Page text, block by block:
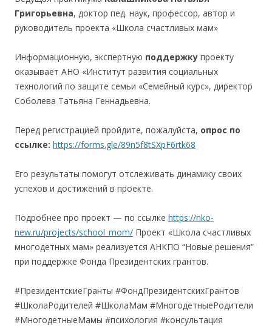
Григорьевна, доктор пед. наук, профессор, автор и
руководитель проекта «Школа счастливых мам»
Информационную, экспертную поддержку проекту
оказывает АНО «Институт развития социальных
технологий по защите семьи «Семейный курс», директор
Соболева Татьяна Геннадьевна.
Перед регистрацией пройдите, пожалуйста, опрос по
ссылке: https://forms.gle/89n5f8tSXpF6rtk68
Его результаты помогут отслеживать динамику своих
успехов и достижений в проекте.
Подробнее про проект — по ссылке https://nko-
new.ru/projects/school_mom/ Проект «Школа счастливых
многодетных мам» реализуется АНКПО “Новые решения”
при поддержке Фонда Президентских грантов.
#ПрезидентскиеГранты #ФондПрезидентскихГрантов
#ШколаРодителей #ШколаМам #МногодетныеРодители
#МногодетныеМамы #психология #консультация